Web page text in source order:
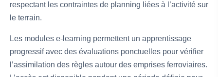
respectant les contraintes de planning liées à l’activité sur
le terrain.
Les modules e-learning permettent un apprentissage
progressif avec des évaluations ponctuelles pour vérifier
l’assimilation des règles autour des emprises ferroviaires.